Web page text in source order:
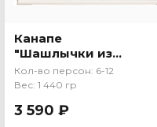
Канапе
"Шашлычки из
овощей"
Кол-во персон: 6-12
Вес: 1 440 гр
3 590 ₽